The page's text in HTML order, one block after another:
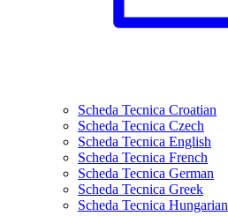
Scheda Tecnica Croatian
Scheda Tecnica Czech
Scheda Tecnica English
Scheda Tecnica French
Scheda Tecnica German
Scheda Tecnica Greek
Scheda Tecnica Hungarian